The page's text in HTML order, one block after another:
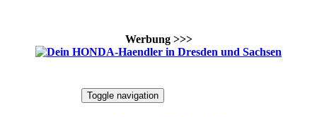
Werbung >>>
Toggle navigation